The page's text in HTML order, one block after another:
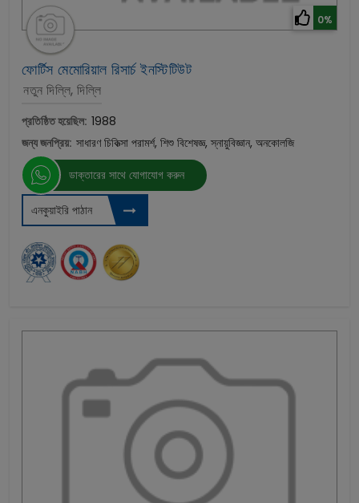
0%
ফোর্টিস মেমোরিয়াল রিসার্চ ইনস্টিটিউট
নতুন দিল্লি, দিল্লি
প্রতিষ্ঠিত হয়েছিল: 1988
জন্য জনপ্রিয়: সাধারণ চিকিত্সা পরামর্শ, শিশু বিশেষজ্ঞ, স্নায়ুবিজ্ঞান, অনকোলজি
ডাক্তারের সাথে যোগাযোগ করুন
এনকুয়াইরি পাঠান